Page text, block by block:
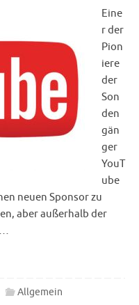
Eine
r der
Pion
iere
der
Son
den
gän
ger
YouT
ube
neuen Sponsor zu
aber außerhalb der
Allgemein